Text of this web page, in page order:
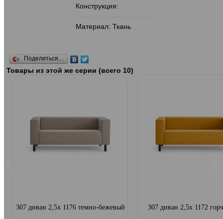
Конструкция:
Материал: Ткань
Поделиться…
Товары из этой же серии (всего 10)
307 диван 2,5х 1176 темно-бежевый 307 диван 2,5х 1172